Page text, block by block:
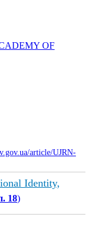
OF
article/UJRN-
Identity,
18)